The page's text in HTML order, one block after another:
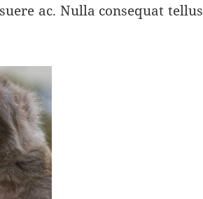
ac. Nulla consequat tellus